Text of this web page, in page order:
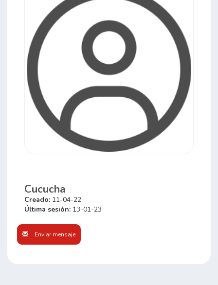
Cucucha
Creado: 11-04-22
Última sesión: 13-01-23
Enviar mensaje